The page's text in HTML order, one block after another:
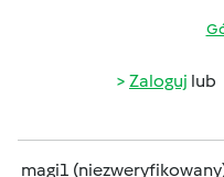
Zaloguj lub
magi1